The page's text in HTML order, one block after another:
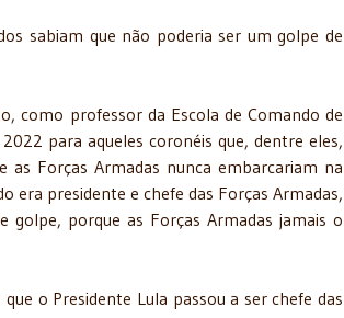
sabiam que não poderia ser um golpe de
como professor da Escola de Comando de
para aqueles coronéis que, dentre eles,
as Forças Armadas nunca embarcariam na
era presidente e chefe das Forças Armadas,
porque as Forças Armadas jamais o
o Presidente Lula passou a ser chefe das